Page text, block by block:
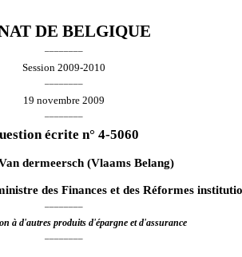
DE BELGIQUE
Session 2009-2010
19 novembre 2009
écrite n° 4-5060
dermeersch (Vlaams Belang)
des Finances et des Réformes
à d'autres produits d'épargne et d'assurance